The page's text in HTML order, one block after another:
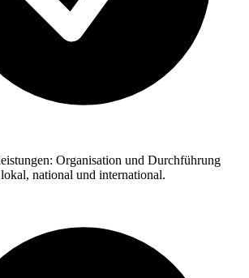
Organisation und Durchführung
national und international.